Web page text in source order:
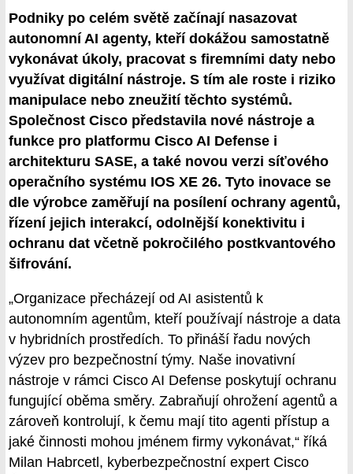
Podniky po celém světě začínají nasazovat
autonomní AI agenty, kteří dokážou samostatně
vykonávat úkoly, pracovat s firemními daty nebo
využívat digitální nástroje. S tím ale roste i riziko
manipulace nebo zneužití těchto systémů.
Společnost Cisco představila nové nástroje a
funkce pro platformu Cisco AI Defense i
architekturu SASE, a také novou verzi síťového
operačního systému IOS XE 26. Tyto inovace se
dle výrobce zaměřují na posílení ochrany agentů,
řízení jejich interakcí, odolnější konektivitu i
ochranu dat včetně pokročilého postkvantového
šifrování.
„Organizace přecházejí od AI asistentů k
autonomním agentům, kteří používají nástroje a data
v hybridních prostředích. To přináší řadu nových
výzev pro bezpečnostní týmy. Naše inovativní
nástroje v rámci Cisco AI Defense poskytují ochranu
fungující oběma směry. Zabraňují ohrožení agentů a
zároveň kontrolují, k čemu mají tito agenti přístup a
jaké činnosti mohou jménem firmy vykonávat,“ říká
Milan Habrcetl, kyberbezpečnostní expert Cisco